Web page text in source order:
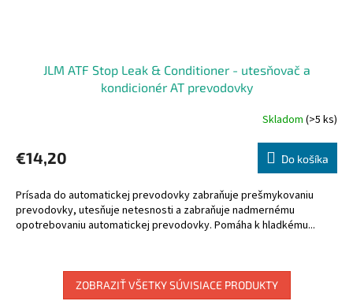
JLM ATF Stop Leak & Conditioner - utesňovač a
kondicionér AT prevodovky
Skladom (>5 ks)
€14,20 Do košíka
Prísada do automatickej prevodovky zabraňuje prešmykovaniu
prevodovky, utesňuje netesnosti a zabraňuje nadmernému
opotrebovaniu automatickej prevodovky. Pomáha k hladkému...
ZOBRAZIŤ VŠETKY SÚVISIACE PRODUKTY